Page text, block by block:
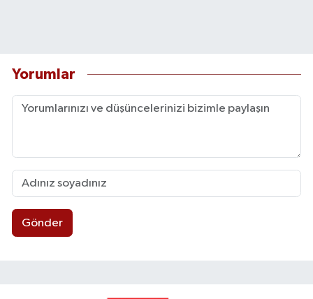
Yorumlar
Gönder